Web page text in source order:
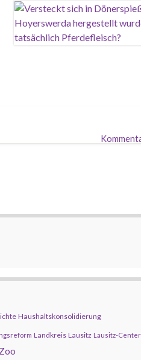
Haushaltskonsolidierung
Landkreis Lausitz Lausitz-Center
Zoo